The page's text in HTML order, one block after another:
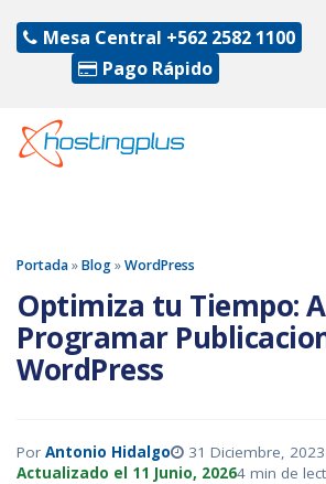
Mesa Central +562 2582 1100
Pago Rápido
Portada»Blog»WordPress
Optimiza tu Tiempo:
Programar
WordPress
Por Antonio Hidalgo
31 Diciembre, 2023
Actualizado el 11 Junio, 20264 min de